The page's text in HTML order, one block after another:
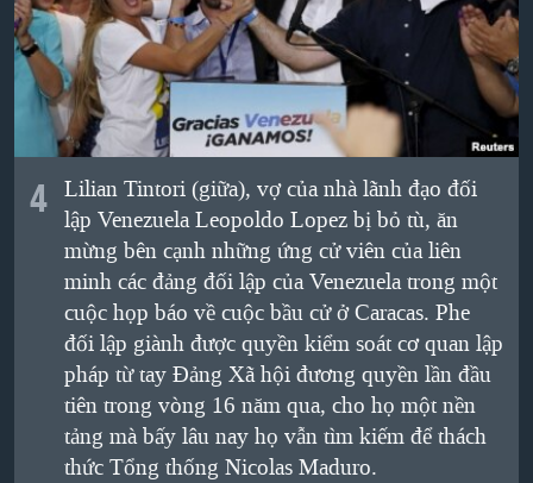
4 Lilian Tintori (giữa), vợ của nhà lãnh đạo đối
lập Venezuela Leopoldo Lopez bị bỏ tù, ăn
mừng bên cạnh những ứng cử viên của liên
minh các đảng đối lập của Venezuela trong một
cuộc họp báo về cuộc bầu cử ở Caracas. Phe
đối lập giành được quyền kiểm soát cơ quan lập
pháp từ tay Đảng Xã hội đương quyền lần đầu
tiên trong vòng 16 năm qua, cho họ một nền
tảng mà bấy lâu nay họ vẫn tìm kiếm để thách
thức Tổng thống Nicolas Maduro.